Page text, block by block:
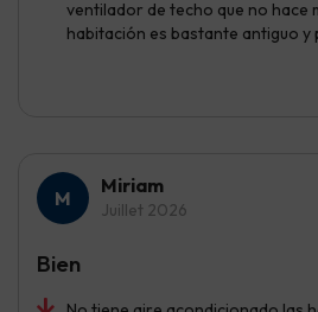
ventilador de techo que no hace
habitación es bastante antiguo y
Miriam
Juillet 2026
Bien